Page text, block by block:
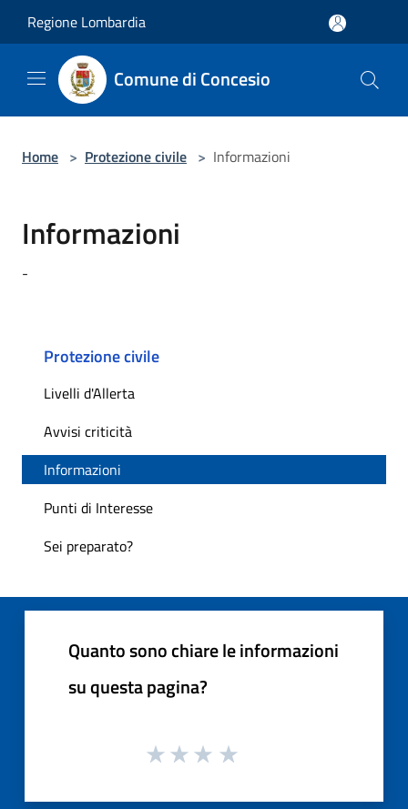
Regione Lombardia
Comune di Concesio
Home > Protezione civile > Informazioni
Informazioni
-
Protezione civile
Livelli d'Allerta
Avvisi criticità
Informazioni
Punti di Interesse
Sei preparato?
Quanto sono chiare le informazioni
su questa pagina?